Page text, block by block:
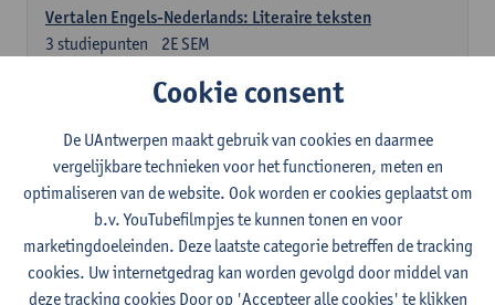
Vertalen Engels-Nederlands: Literaire teksten
2E SEM
3 studiepunten
Spaans: verplichte opleidingsonderdelen
El concepto de revolución en Hispanoamérica (siglos XX-
XXI)
1E SEM
studiepunten
Lesgever(s):
Rafael Pedemonte
Vertalen Spaans-Nederlands: Juridische en economische
Cookie consent
De UAntwerpen maakt gebruik van cookies en daarmee
vergelijkbare technieken voor het functioneren, meten en
optimaliseren van de website. Ook worden er cookies geplaatst om
b.v. YouTubefilmpjes te kunnen tonen en voor
marketingdoeleinden. Deze laatste categorie betreffen de tracking
cookies. Uw internetgedrag kan worden gevolgd door middel van
deze tracking cookies Door op 'Accepteer alle cookies' te klikken